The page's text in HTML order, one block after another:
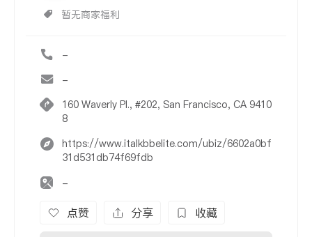
暂无商家福利
-
-
160 Waverly Pl., #202, San Francisco, CA 9410
8
https://www.italkbbelite.com/ubiz/6602a0bf
31d531db74f69fdb
-
点赞 分享 收藏